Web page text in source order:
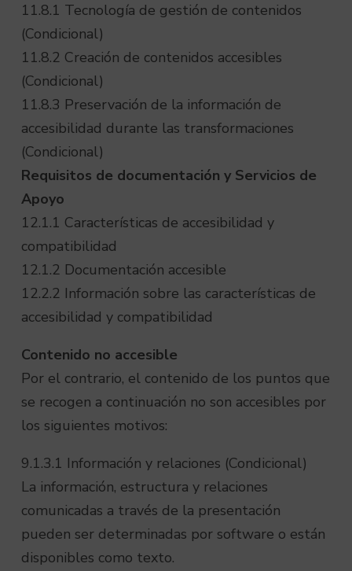
11.8.1 Tecnología de gestión de contenidos
(Condicional)
11.8.2 Creación de contenidos accesibles
(Condicional)
11.8.3 Preservación de la información de
accesibilidad durante las transformaciones
(Condicional)
Requisitos de documentación y Servicios de
Apoyo
12.1.1 Características de accesibilidad y
compatibilidad
12.1.2 Documentación accesible
12.2.2 Información sobre las características de
accesibilidad y compatibilidad
Contenido no accesible
Por el contrario, el contenido de los puntos que
se recogen a continuación no son accesibles por
los siguientes motivos:
9.1.3.1 Información y relaciones (Condicional)
La información, estructura y relaciones
comunicadas a través de la presentación
pueden ser determinadas por software o están
disponibles como texto.